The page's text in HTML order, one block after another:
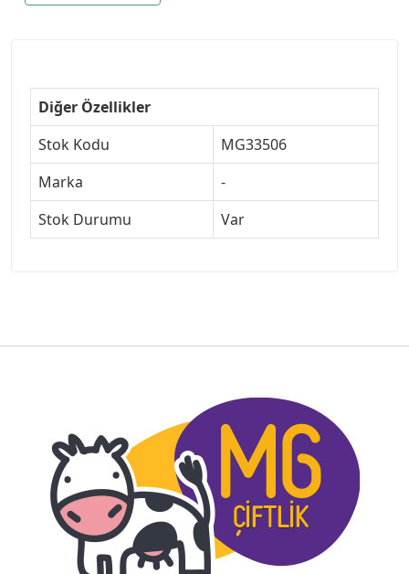
Diğer Özellikler
Stok Kodu
MG33506
Marka
-
Stok Durumu
Var